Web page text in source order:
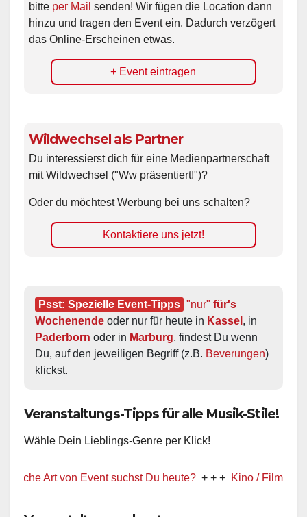
bitte per Mail senden! Wir fügen die Location dann
hinzu und tragen den Event ein. Dadurch verzögert
das Online-Erscheinen etwas.
+ Event eintragen
Wildwechsel als Partner
Du interessierst dich für eine Medienpartnerschaft
mit Wildwechsel ("Ww präsentiert!")?
Oder du möchtest Werbung bei uns schalten?
Kontaktiere uns jetzt!
Psst: Spezielle Event-Tipps "nur" für's
Wochenende oder nur für heute in Kassel
Paderborn oder in Marburg, findest Du wenn
Du, auf den jeweiligen Begriff (z.B. Beverungen)
klickst.
Veranstaltungs-Tipps für alle Musik-Stile!
Wähle Dein Lieblings-Genre per Klick!
von Event suchst Du heute? + + + Kino / Film + + + Ww